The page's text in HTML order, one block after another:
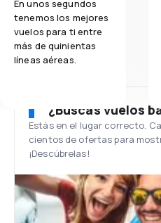
En unos segundos
tenemos los mejores
vuelos para ti entre
más de quinientas
líneas aéreas.
¿Buscas vuelos
Estás en el lugar correcto.
cientos de ofertas para
¡Descúbrelas!